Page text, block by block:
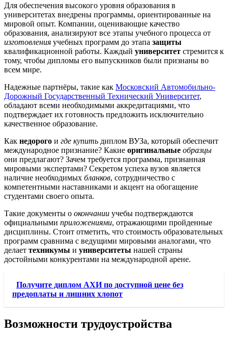
Для обеспечения высокого уровня образования в
университетах внедрены программы, ориентированные на
мировой опыт. Компании, оценивающие качество
образования, анализируют все этапы учебного процесса от
изготовления учебных программ до этапа защиты
квалификационной работы. Каждый университет стремится к
тому, чтобы дипломы его выпускников были признаны во
всем мире.
Надежные партнёры, такие как Московский Автомобильно-
Дорожный Государственный Технический Университет,
обладают всеми необходимыми аккредитациями, что
подтверждает их готовность предложить исключительно
качественное образование.
Как недорого и где купить диплом ВУЗа, который обеспечит
международное признание? Какие оригинальные образцы
они предлагают? Зачем требуется программа, признанная
мировыми экспертами? Секретом успеха вузов является
наличие необходимых бланков, сотрудничество с
компетентными наставниками и акцент на обогащение
студентами своего опыта.
Такие документы о окончании учебы подтверждаются
официальными приложениями, отражающими пройденные
дисциплины. Стоит отметить, что стоимость образовательных
программ сравнима с ведущими мировыми аналогами, что
делает техникумы и университеты нашей страны
достойными конкурентами на международной арене.
Получите диплом АХИ по доступной цене без
предоплаты и лишних хлопот
Возможности трудоустройства